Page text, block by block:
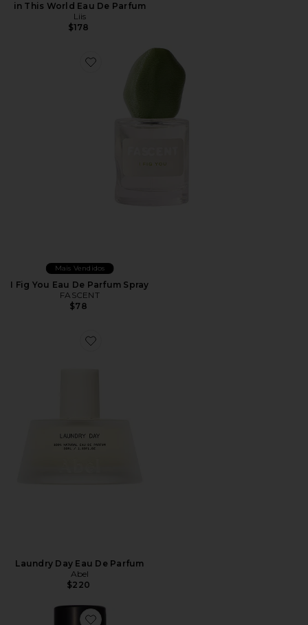
in This World Eau De Parfum
Liis
$178
Favorite I Fig You Eau De Parfum Spray
Mais Vendidos
I Fig You Eau De Parfum Spray
FASCENT
$78
Favorite Laundry Day Eau De Parfum
Laundry Day Eau De Parfum
Abel
$220